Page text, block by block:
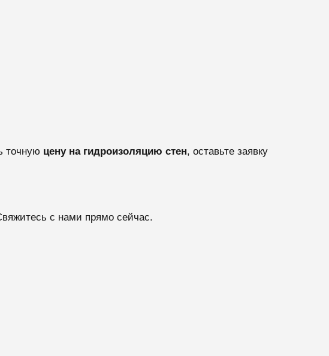
точную цену на гидроизоляцию стен, оставьте заявку
с нами прямо сейчас.